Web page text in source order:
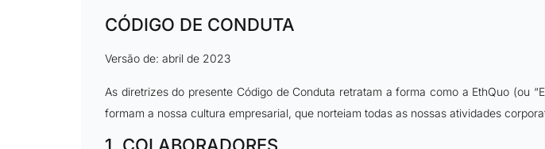
CÓDIGO DE CONDUTA
Versão de: abril de 2023
As diretrizes do presente Código de Conduta retratam a forma como a EthQuo (ou
formam a nossa cultura empresarial, que norteiam todas as nossas atividades